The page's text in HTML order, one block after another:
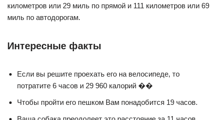
километров или 29 миль по прямой и 111 километров или 69
миль по автодорогам.
Интересные факты
Если вы решите проехать его на велосипеде, то
потратите 6 часов и 29 960 калорий ��
Чтобы пройти его пешком Вам понадобится 19 часов.